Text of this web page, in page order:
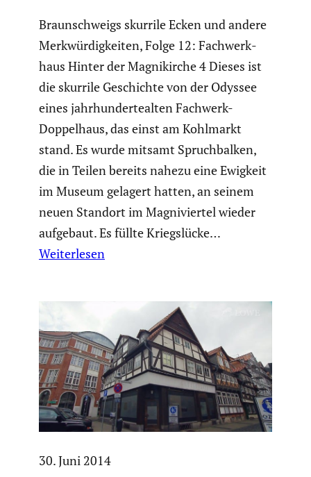
Braun­schweigs skurrile Ecken und andere
Merkwür­dig­keiten, Folge 12: Fachwerk­
haus Hinter der Magni­kirche 4 Dieses ist
die skurrile Geschichte von der Odyssee
eines jahrhun­der­te­alten Fachwerk-
Doppel­haus, das einst am Kohlmarkt
stand. Es wurde mitsamt Spruch­balken,
die in Teilen bereits nahezu eine Ewigkeit
im Museum gelagert hatten, an seinem
neuen Standort im Magni­viertel wieder
aufgebaut. Es füllte Kriegs­lücke…
Weiterlesen
30. Juni 2014